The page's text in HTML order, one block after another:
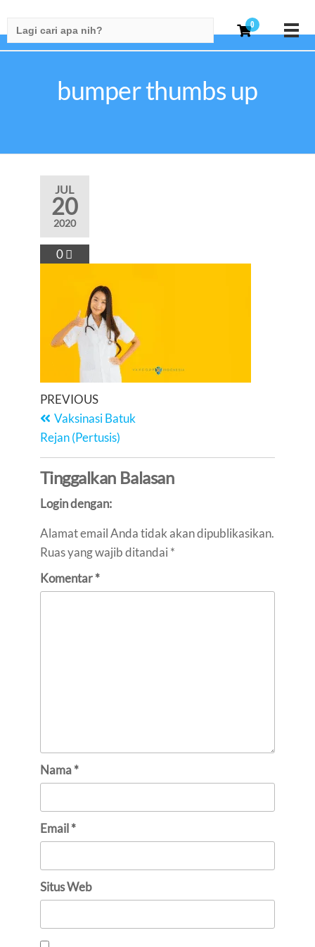
for:
0
bumper thumbs up
JUL
20
2020
0
PREVIOUS
Vaksinasi Batuk
Rejan (Pertusis)
Tinggalkan Balasan
Login dengan:
Alamat email Anda tidak akan dipublikasikan.
Ruas yang wajib ditandai *
Komentar*
Nama*
Email*
Situs Web